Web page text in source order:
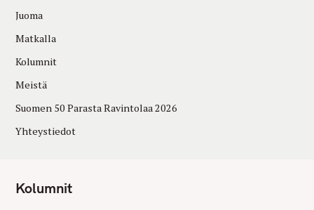
Juoma
Matkalla
Kolumnit
Meistä
Suomen 50 Parasta Ravintolaa 2026
Yhteystiedot
Kolumnit